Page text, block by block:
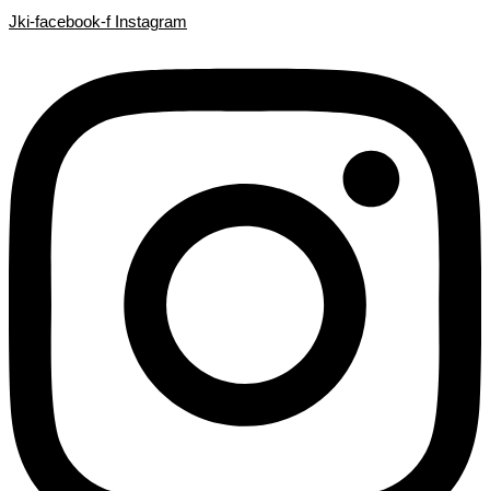
Ir
Jki-facebook-f Instagram
...
ETX14-
...